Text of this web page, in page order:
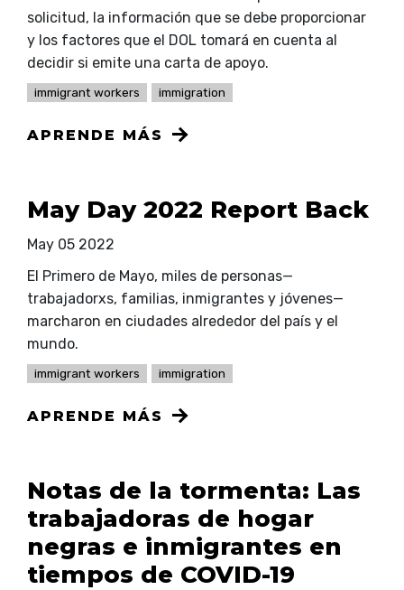
solicitud, la información que se debe proporcionar
y los factores que el DOL tomará en cuenta al
decidir si emite una carta de apoyo.
immigrant workers immigration
APRENDE MÁS
May Day 2022 Report Back
May 05 2022
El Primero de Mayo, miles de personas—
trabajadorxs, familias, inmigrantes y jóvenes—
marcharon en ciudades alrededor del país y el
mundo.
immigrant workers immigration
APRENDE MÁS
Notas de la tormenta: Las
trabajadoras de hogar
negras e inmigrantes en
tiempos de COVID-19